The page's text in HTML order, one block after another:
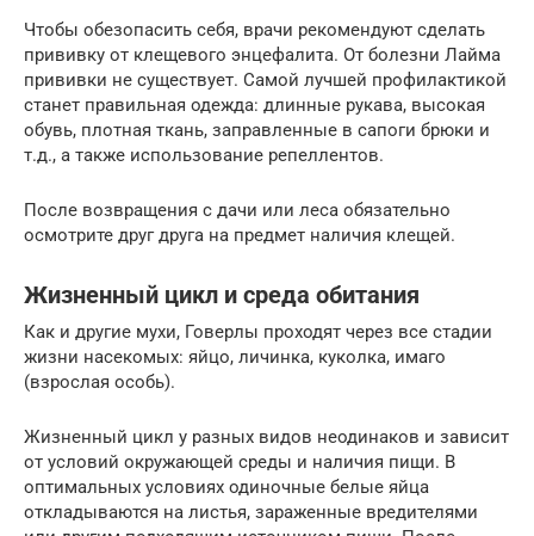
Чтобы обезопасить себя, врачи рекомендуют сделать
прививку от клещевого энцефалита. От болезни Лайма
прививки не существует. Самой лучшей профилактикой
станет правильная одежда: длинные рукава, высокая
обувь, плотная ткань, заправленные в сапоги брюки и
т.д., а также использование репеллентов.
После возвращения с дачи или леса обязательно
осмотрите друг друга на предмет наличия клещей.
Жизненный цикл и среда обитания
Как и другие мухи, Говерлы проходят через все стадии
жизни насекомых: яйцо, личинка, куколка, имаго
(взрослая особь).
Жизненный цикл у разных видов неодинаков и зависит
от условий окружающей среды и наличия пищи. В
оптимальных условиях одиночные белые яйца
откладываются на листья, зараженные вредителями